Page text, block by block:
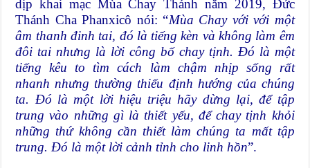
dịp khai mạc Mùa Chay Thánh năm 2019, Đức
Thánh Cha Phanxicô nói: “Mùa Chay với với một
âm thanh đinh tai, đó là tiếng kèn và không làm êm
đôi tai nhưng là lời công bố chay tịnh. Ðó là một
tiếng kêu to tìm cách làm chậm nhịp sống rất
nhanh nhưng thường thiếu định hướng của chúng
ta. Ðó là một lời hiệu triệu hãy dừng lại, để tập
trung vào những gì là thiết yếu, để chay tịnh khỏi
những thứ không cần thiết làm chúng ta mất tập
trung. Ðó là một lời cảnh tỉnh cho linh hồn”.